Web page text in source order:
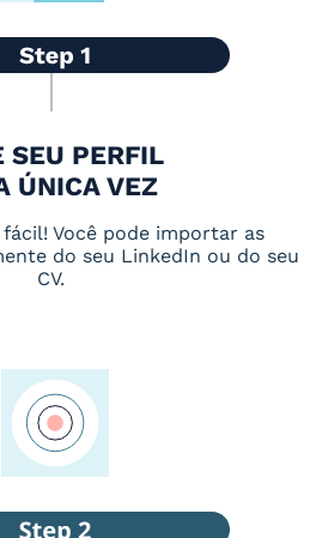
SEU PERFIL
ÚNICA VEZ
Você pode importar as
do seu LinkedIn ou do seu
CV.